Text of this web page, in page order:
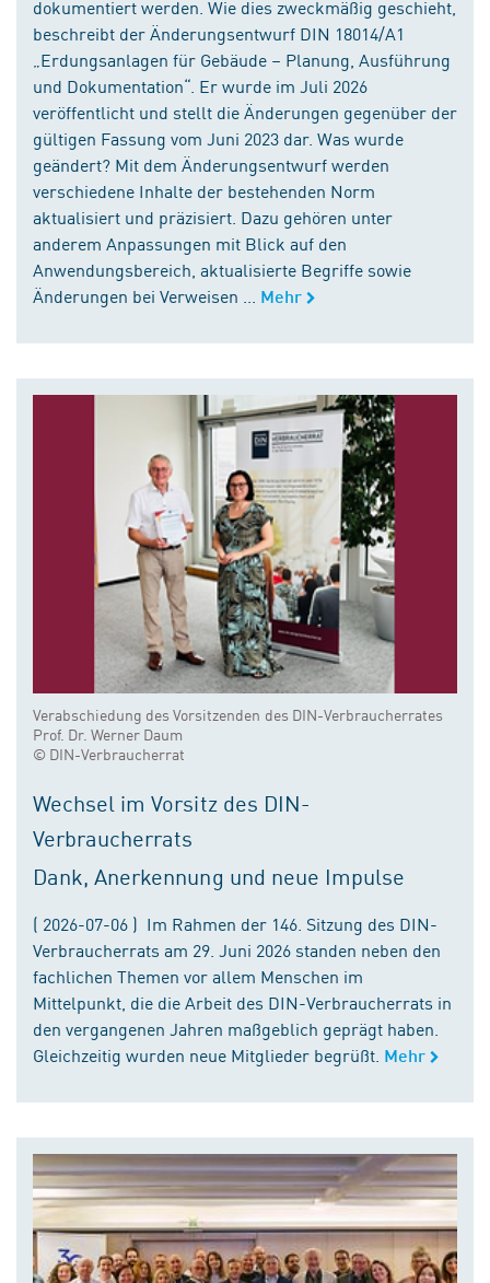
dokumentiert werden. Wie dies zweckmäßig geschieht,
beschreibt der Änderungsentwurf DIN 18014/A1
„Erdungsanlagen für Gebäude – Planung, Ausführung
und Dokumentation“. Er wurde im Juli 2026
veröffentlicht und stellt die Änderungen gegenüber der
gültigen Fassung vom Juni 2023 dar. Was wurde
geändert? Mit dem Änderungsentwurf werden
verschiedene Inhalte der bestehenden Norm
aktualisiert und präzisiert. Dazu gehören unter
anderem Anpassungen mit Blick auf den
Anwendungsbereich, aktualisierte Begriffe sowie
Änderungen bei Verweisen ...
Mehr
Verabschiedung des Vorsitzenden des DIN-Verbraucherrates
Prof. Dr. Werner Daum
© DIN-Verbraucherrat
Wechsel im Vorsitz des DIN-
Verbraucherrats
Dank, Anerkennung und neue Impulse
( 2026-07-06 ) Im Rahmen der 146. Sitzung des DIN-
Verbraucherrats am 29. Juni 2026 standen neben den
fachlichen Themen vor allem Menschen im
Mittelpunkt, die die Arbeit des DIN-Verbraucherrats in
den vergangenen Jahren maßgeblich geprägt haben.
Gleichzeitig wurden neue Mitglieder begrüßt. Mehr